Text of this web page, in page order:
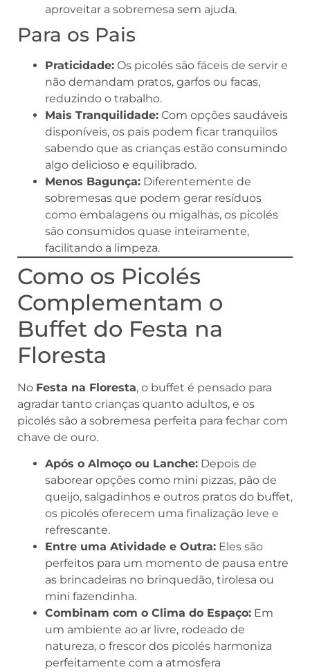
aproveitar a sobremesa sem ajuda.
Para os Pais
Praticidade: Os picolés são fáceis de servir e
não demandam pratos, garfos ou facas,
reduzindo o trabalho.
Mais Tranquilidade: Com opções saudáveis
disponíveis, os pais podem ficar tranquilos
sabendo que as crianças estão consumindo
algo delicioso e equilibrado.
Menos Bagunça: Diferentemente de
sobremesas que podem gerar resíduos
como embalagens ou migalhas, os picolés
são consumidos quase inteiramente,
facilitando a limpeza.
Como os Picolés
Complementam o
Buffet do Festa na
Floresta
No Festa na Floresta, o buffet é pensado para
agradar tanto crianças quanto adultos, e os
picolés são a sobremesa perfeita para fechar com
chave de ouro.
Após o Almoço ou Lanche: Depois de
saborear opções como mini pizzas, pão de
queijo, salgadinhos e outros pratos do buffet,
os picolés oferecem uma finalização leve e
refrescante.
Entre uma Atividade e Outra: Eles são
perfeitos para um momento de pausa entre
as brincadeiras no brinquedão, tirolesa ou
mini fazendinha.
Combinam com o Clima do Espaço: Em
um ambiente ao ar livre, rodeado de
natureza, o frescor dos picolés harmoniza
perfeitamente com a atmosfera